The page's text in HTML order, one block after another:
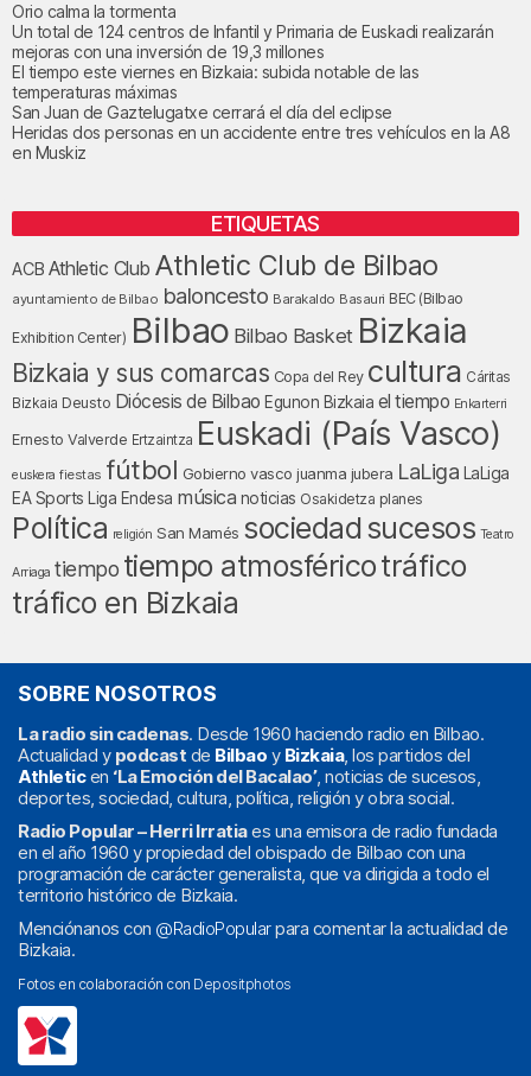
Orio calma la tormenta
Un total de 124 centros de Infantil y Primaria de Euskadi realizarán
mejoras con una inversión de 19,3 millones
El tiempo este viernes en Bizkaia: subida notable de las
temperaturas máximas
San Juan de Gaztelugatxe cerrará el día del eclipse
Heridas dos personas en un accidente entre tres vehículos en la A8
en Muskiz
ETIQUETAS
ACB Athletic Club Athletic Club de Bilbao
ayuntamiento de Bilbao baloncesto Barakaldo Basauri BEC (Bilbao
Exhibition Center) Bilbao Bilbao Basket Bizkaia
Bizkaia y sus comarcas Copa del Rey cultura Cáritas
Bizkaia Deusto Diócesis de Bilbao Egunon Bizkaia el tiempo Enkarterri
Ernesto Valverde Ertzaintza Euskadi (País Vasco)
euskera fiestas fútbol Gobierno vasco juanma jubera LaLiga LaLiga
EA Sports
Liga Endesa música noticias Osakidetza planes
Política religión San Mamés sociedad sucesos Teatro
Arriaga tiempo tiempo atmosféricotráfico
tráfico en Bizkaia
SOBRE NOSOTROS
La radio sin cadenas. Desde 1960 haciendo radio en Bilbao.
Actualidad y podcast de Bilbao y Bizkaia, los partidos del
Athleticen ‘La Emoción del Bacalao’, noticias de sucesos,
deportes, sociedad, cultura, política, religión y obra social.
Radio Popular – Herri Irratiaes una emisora de radio fundada
en el año 1960 y propiedad del obispado de Bilbao con una
programación de carácter generalista, que va dirigida a todo el
territorio histórico de Bizkaia.
Menciónanos con @RadioPopularpara comentar la actualidad de
Bizkaia.
Fotos en colaboración con Depositphotos